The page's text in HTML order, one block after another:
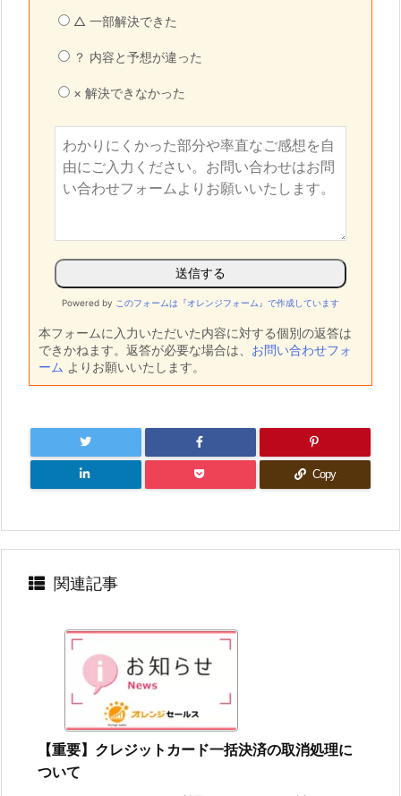
△ 一部解決できた
？ 内容と予想が違った
× 解決できなかった
Powered by このフォームは『オレンジフォーム』で作成しています
本フォームに入力いただいた内容に対する個別の返答は
できかねます。返答が必要な場合は、 お問い合わせフォ
ーム よりお願いいたします。
Copy
関連記事
【重要】クレジットカード一括決済の取消処理に
ついて